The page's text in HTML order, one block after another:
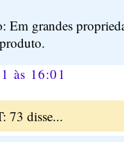
Em grandes
às 16:01
73 disse...